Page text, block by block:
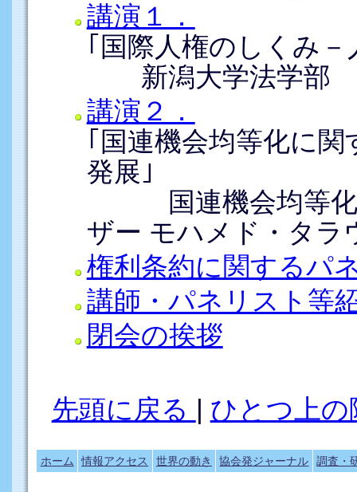
講演１．
｢国際人権のしくみ
新潟大学法学部
講演２．
｢国連機会均等化に
発展｣
国連機会均等化
ザー モハメド・タラ
権利条約に関するパ
講師・パネリスト等
閉会の挨拶
先頭に戻る ひとつ上の
ホーム 情報アクセス 世界の動き 協会発ジャーナル 調査・